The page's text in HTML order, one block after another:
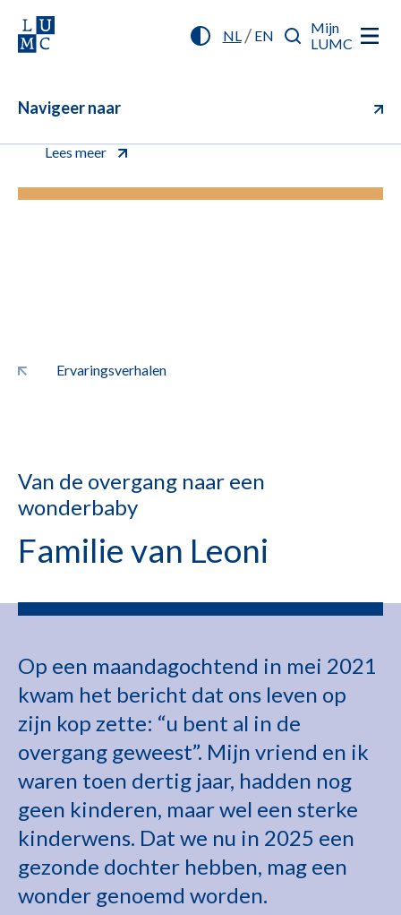
NL/ EN
Mijn
LUMC
Navigeer naar
U kunt vanaf nu online inchecken (aanmelden)
Lees meer
Ervaringsverhalen
Van de overgang naar een
wonderbaby
Familie van Leoni
Op een maandagochtend in mei 2021
kwam het bericht dat ons leven op
zijn kop zette: “u bent al in de
overgang geweest”. Mijn vriend en ik
waren toen dertig jaar, hadden nog
geen kinderen, maar wel een sterke
kinderwens. Dat we nu in 2025 een
gezonde dochter hebben, mag een
wonder genoemd worden.